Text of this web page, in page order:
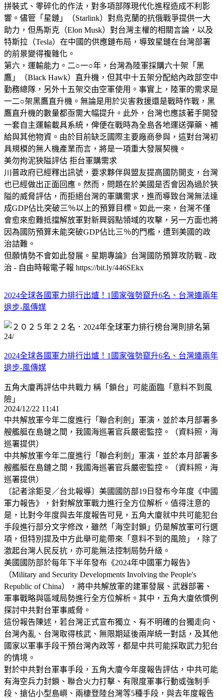
拼裝式、零碎化的作法，對多項部隊現代化進程造成不利影
響。儘管「星鏈」（Starlink）對烏克蘭的抗俄戰爭提供一大
助力，但馬斯克（Elon Musk）對台灣主權的相關言論，以及
特斯拉（Tesla）在中國的供應鏈布局，導致星鏈在台灣部署
的前景變得複雜化。
第六，運輸能力。二○一○年，台灣為陸軍採購六十架「黑
鷹」（Black Hawk）直升機，但其中十五架分配給內政部空中
勤務總隊，另外十五架交由空軍使用。事實上，陸軍的需求是
一二○架黑鷹直升機。無論是用於災害救援還是戰時作戰，黑
鷹直升機的數量都亟需大幅提升。此外，台灣也應該著手開發
一套自主運輸載具系統，俾便在戰時為全島各地運送彈藥、補
給與其他物資。由於目前缺乏國際主要廠商參與，這對台灣初
具規模的無人機產業而言，將是一項重大發展契機。
美勿拘泥狹隘評估 拒台軍購需求
川普政府已經釋出訊號，要求夥伴與盟友提高國防開支，台灣
也已經做出正面回應。然而，問題在於美國是否會因為過於狹
隘的威脅評估，而拒絕台灣的軍購需求，進而導致台灣無法達
成GDP佔比突破三％以上的預算目標。如此一來，台灣不僅
會愈來愈難抵擋解放軍對新興弱點領域的攻擊，另一方面也將
因為國防預算未能突破GDP佔比三％的門檻，遭到美國的政
治詰難。
但願情勢不會如此發展。星期專論》台灣國防預算攻防戰 - 政
治 - 自由時報電子報 https://bit.ly/446SEkx
2024全球各國軍力排行出爐！1國家強勢竄升6名、台灣連兩年
退步-風傳媒
2024全球各國軍力排行出爐！1國家強勢竄升6名、台灣連兩年
退步-風傳媒
五角大廈再評估中共戰力 稱「鎖台」可能面臨「意料不到風
險」
2024/12/22 11:41
中共解放軍今年二度進行「聯合利劍」軍演，並於本月部署多
艘艦艇在島鏈之間，我國海巡署官兵嚴密監控。（資料照，海
巡署提供）
中共解放軍今年二度進行「聯合利劍」軍演，並於本月部署多
艘艦艇在島鏈之間，我國海巡署官兵嚴密監控。（資料照，海
巡署提供）
〔記者涂鉅旻／台北報導〕美國國防部19日發布今年度《中國
軍力報告》，針對解放軍戰力進行全方位解析。值得注意的
是，比對今年度與去年度報告可見，五角大廈就中共可能犯台
手段進行部分文字修改，雖然「海空封鎖」仍是解放軍可行選
項，但特別提及中方此舉可能帶來「意料不到的風險」，除了
激起台灣人民反抗，亦可能無法控制局勢升級。
美國國防部於每年下半年發布《2024年中國軍力報告》
（Military and Security Developments Involving the People's
Republic of China），將中共解放軍的建軍發展、武器部署、
軍事戰略與區域局勢進行全方位解析。其中，五角大廈依慣例
探討中共對台軍事威脅。
這份報告陳述，若台灣正式宣布獨立、有不明確的台獨走向、
台灣內亂、台灣取得核武、無限期延後兩岸統一對話，及其他
國家以軍事手段干預台灣內政等，都是中共可能採取武力犯台
的情境。
對於中共對台軍事手段，五角大廈今年度報告評估，中共可能
有海空兵力封鎖、聯合火力打擊、有限度軍事行動或強制手
段、搶佔小型島嶼、兩棲登陸台灣等5種手段，與去年度報告